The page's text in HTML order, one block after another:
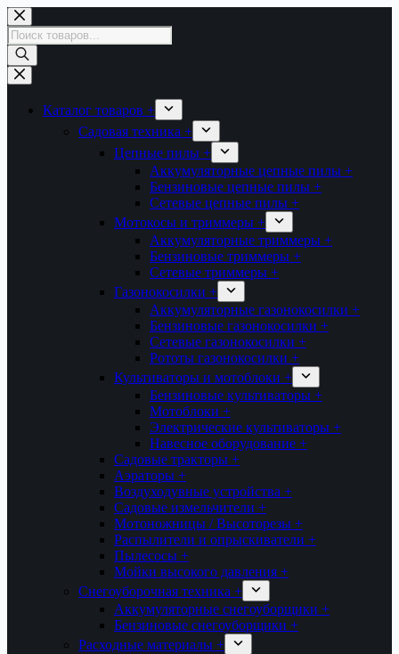
Перейти
к
сути
Поиск
товаров
Каталог товаров +
Садовая техника +
Цепные пилы +
Аккумуляторные цепные пилы +
Бензиновые цепные пилы +
Сетевые цепные пилы +
Мотокосы и триммеры +
Аккумуляторные триммеры +
Бензиновые триммеры +
Сетевые триммеры +
Газонокосилки +
Аккумуляторные газонокосилки +
Бензиновые газонокосилки +
Сетевые газонокосилки +
Рототы газонокосилки +
Культиваторы и мотоблоки +
Бензиновые культиваторы +
Мотоблоки +
Электрические культиваторы +
Навесное оборудование +
Садовые тракторы +
Аэраторы +
Воздуходувные устройства +
Садовые измельчители +
Мотоножницы / Высоторезы +
Распылители и опрыскиватели +
Пылесосы +
Мойки высокого давления +
Снегоуборочная техника +
Аккумуляторные снегоуборщики +
Бензиновые снегоуборщики +
Расходные материалы +